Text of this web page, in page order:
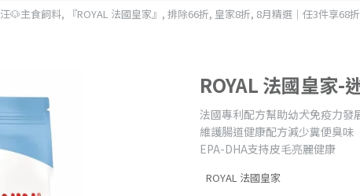
汪🐶主食飼料, 『ROYAL 法國皇家』 , 排除66折, 皇家8折, 8月精選｜任3件享68
ROYAL 法國皇家-
法國專利配方幫助幼犬免疫力發
維護腸道健康配方減少糞便臭味
EPA-DHA支持皮毛亮麗健康
ROYAL 法國皇家